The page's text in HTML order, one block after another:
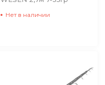
Нет в наличии